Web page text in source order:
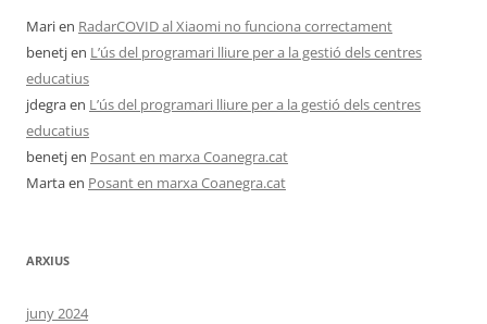
Marien RadarCOVID al Xiaomi no funciona correctament
benetjen L’ús del programari lliure per a la gestió dels centres
educatius
jdegraen L’ús del programari lliure per a la gestió dels centres
educatius
benetjen Posant en marxa Coanegra.cat
Martaen Posant en marxa Coanegra.cat
ARXIUS
juny 2024